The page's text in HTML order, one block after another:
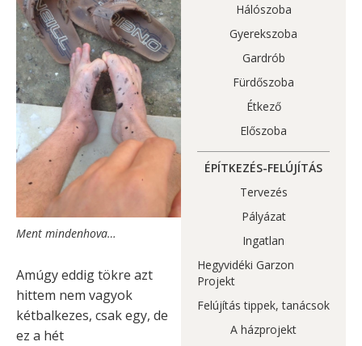
Ment mindenhova…
Amúgy eddig tökre azt
hittem nem vagyok
kétbalkezes, csak egy, de
ez a hét
Hálószoba
Gyerekszoba
Gardrób
Fürdőszoba
Étkező
Előszoba
ÉPÍTKEZÉS-FELÚJÍTÁS
Tervezés
Pályázat
Ingatlan
Hegyvidéki Garzon
Projekt
Felújítás tippek, tanácsok
A házprojekt